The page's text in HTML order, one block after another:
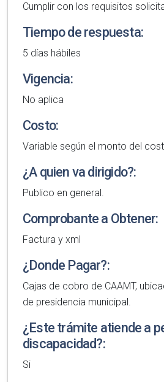
Cumplir con los requisitos
Tiempo de respuesta:
5 días hábiles
Vigencia:
No aplica
Costo:
Variable según el monto del
¿A quien va dirigido?:
Publico en general.
Comprobante a Obtener:
Factura y xml
¿Donde Pagar?:
Cajas de cobro de CAAMT,
de presidencia municipal.
¿Este trámite atiende a
discapacidad?:
Si